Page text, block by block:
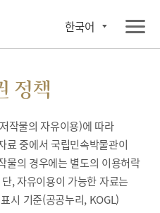
한국어
정책
작물의 자유이용)에 따라
료 중에서 국립민속박물관이
물의 경우에는 별도의 이용허락
, 자유이용이 가능한 자료는
시 기준(공공누리, KOGL)